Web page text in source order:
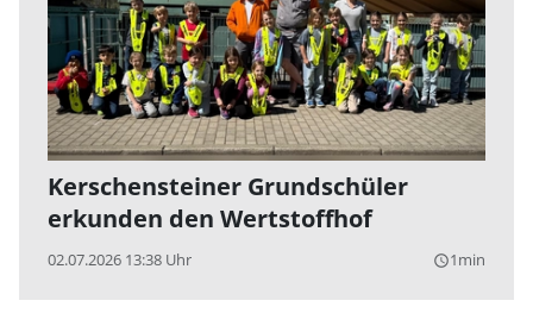
Kerschensteiner Grundschüler
erkunden den Wertstoffhof
02.07.2026 13:38 Uhr query_builder1min